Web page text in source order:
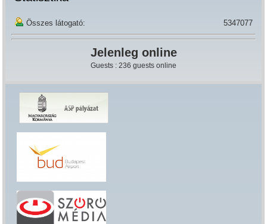
Összes látogató: 5347077
Jelenleg online
Guests : 236 guests online